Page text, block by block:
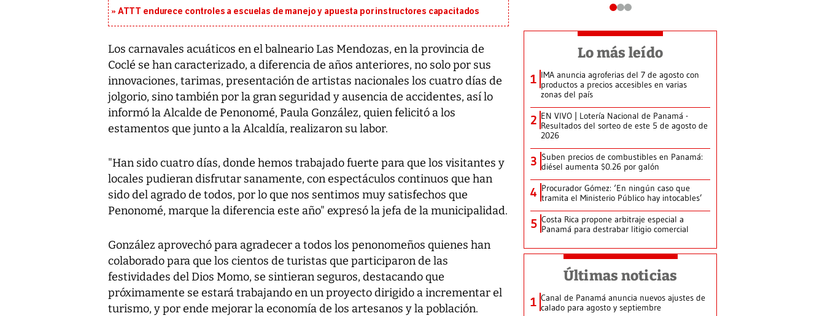
ATTT endurece controles a escuelas de manejo y apuesta por instructores capacitados
Los carnavales acuáticos en el balneario Las Mendozas, en la provincia de
Coclé se han caracterizado, a diferencia de años anteriores, no solo por sus
innovaciones, tarimas, presentación de artistas nacionales los cuatro días de
jolgorio, sino también por la gran seguridad y ausencia de accidentes, así lo
informó la Alcalde de Penonomé, Paula González, quien felicitó a los
estamentos que junto a la Alcaldía, realizaron su labor.
"Han sido cuatro días, donde hemos trabajado fuerte para que los visitantes y
locales pudieran disfrutar sanamente, con espectáculos continuos que han
sido del agrado de todos, por lo que nos sentimos muy satisfechos que
Penonomé, marque la diferencia este año" expresó la jefa de la municipalidad.
González aprovechó para agradecer a todos los penonomeños quienes han
colaborado para que los cientos de turistas que participaron de las
festividades del Dios Momo, se sintieran seguros, destacando que
próximamente se estará trabajando en un proyecto dirigido a incrementar el
turismo, y por ende mejorar la economía de los artesanos y la población.
Lo más leído
1 IMA anuncia agroferias del 7 de agosto con
productos a precios accesibles en varias
zonas del país
2 EN VIVO | Lotería Nacional de Panamá -
Resultados del sorteo de este 5 de agosto de
2026
3 Suben precios de combustibles en Panamá:
diésel aumenta $0.26 por galón
4 Procurador Gómez: ‘En ningún caso que
tramita el Ministerio Público hay intocables’
5 Costa Rica propone arbitraje especial a
Panamá para destrabar litigio comercial
Últimas noticias
1 Canal de Panamá anuncia nuevos ajustes de
calado para agosto y septiembre